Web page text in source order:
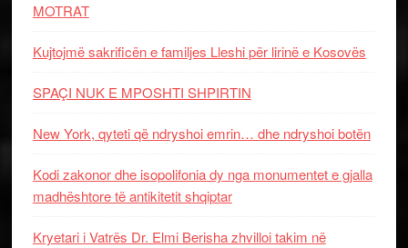
MOTRAT
Kujtojmë sakrificën e familjes Lleshi për lirinë e Kosovës
SPAÇI NUK E MPOSHTI SHPIRTIN
New York, qyteti që ndryshoi emrin… dhe ndryshoi botën
Kodi zakonor dhe isopolifonia dy nga monumentet e gjalla
madhështore të antikitetit shqiptar
Kryetari i Vatrës Dr. Elmi Berisha zhvilloi takim në